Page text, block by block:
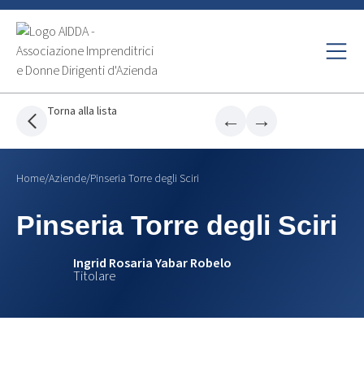
Torna alla lista ← →
Home/Aziende/Pinseria Torre degli Sciri
Pinseria Torre degli Sciri
Ingrid Rosaria Yabar Robelo
Titolare